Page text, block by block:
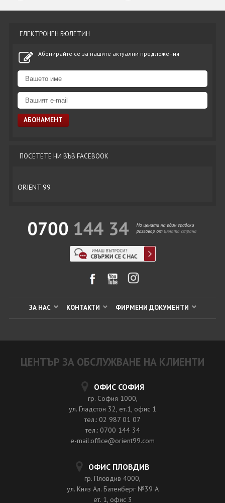
ЕЛЕКТРОНЕН БЮЛЕТИН
Абонирайте се за нашите актуални предложения
ПОСЕТЕТЕ НИ ВЪВ FACEBOOK
ORIENT 99
ЗА НАС КОНТАКТИ ФИРМЕНИ ДОКУМЕНТИ
ЦЕНТЪР ЗА ОБСЛУЖВАНЕ НА КЛИЕНТИ
ОФИС СОФИЯ
гр. София 1000,
ул. Гладстон 32, ет.1, офис 1
тел.: 02 987 01 07
тел.: 0700 144 34
e-mail:office@orient99.com
ОФИС ПЛОВДИВ
гр. Пловдив 4000,
ул. Княз Ал. Батенберг №39 A
ет. 1, офис 3